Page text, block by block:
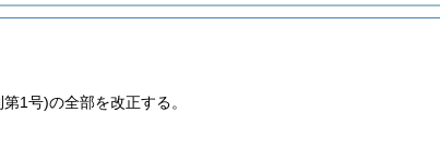
1号)の全部を改正する。